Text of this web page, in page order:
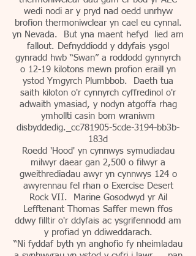
wedi nodi ar y pryd nad oedd unrhyw
brofion thermoniwclear yn cael eu cynnal.
yn Nevada. But yna maent hefyd lied am
fallout. Defnyddiodd y ddyfais ysgol
gynradd hwb “Swan” a roddodd gynnyrch
o 12-19 kilotons mewn profion eraill yn
ystod Ymgyrch Plumbbob. Daeth tua
saith kiloton o'r cynnyrch cyffredinol o'r
adwaith ymasiad, y nodyn atgoffa rhag
ymhollti casin bom wraniwm
disbyddedig._cc781905-5cde-3194-bb3b-
183d
Roedd 'Hood' yn cynnwys symudiadau
milwyr daear gan 2,500 o filwyr a
gweithrediadau awyr yn cynnwys 124 o
awyrennau fel rhan o Exercise Desert
Rock VII. Marine Gosodwyd yr Ail
Lefftenant Thomas Saffer mewn ffos
ddwy filltir o'r ddyfais ac ysgrifennodd am
y profiad yn ddiweddarach.
“Ni fyddaf byth yn anghofio fy nheimladau